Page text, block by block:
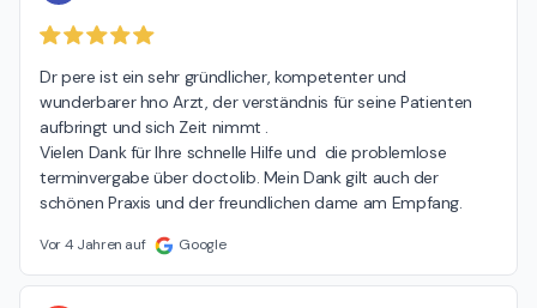
Dr pere ist ein sehr gründlicher, kompetenter und
wunderbarer hno Arzt, der verständnis für seine Patienten
aufbringt und sich Zeit nimmt .
Vielen Dank für Ihre schnelle Hilfe und  die problemlose
terminvergabe über doctolib. Mein Dank gilt auch der
schönen Praxis und der freundlichen dame am Empfang.
Vor 4 Jahren auf Google